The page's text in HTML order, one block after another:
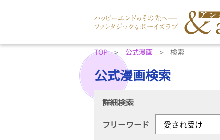
TOP 公式漫画 検索
公式漫画検索
詳細検索
フリーワード